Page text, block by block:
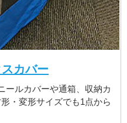
カバー
ールカバーや通箱、収納カ
・変形サイズでも1点から